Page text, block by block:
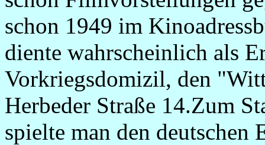
schon 1949 im
diente wahrscheinlich als
Vorkriegsdomizil, den
Herbeder Straße 14.Zum
spielte man den